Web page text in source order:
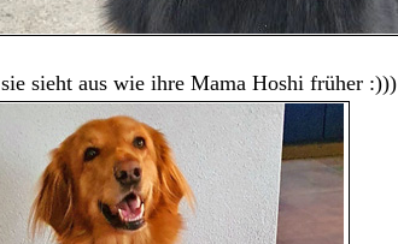
sie sieht aus wie ihre Mama Hoshi früher :)))